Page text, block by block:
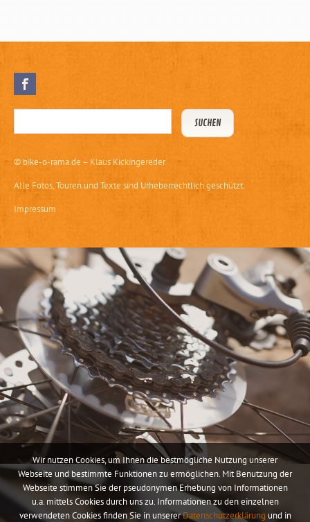
© bike-o-rama.de – Klaus Kickingereder
Alle Fotos, Touren und Texte sind Urheberrechtlich geschützt.
Impressum
Wir nutzen Cookies, um Ihnen die bestmögliche Nutzung unserer
Webseite und bestimmte Funktionen zu ermöglichen. Mit Benutzung der
Webseite stimmen Sie der pseudonymen Erhebung von Informationen
u.a. mittels Cookies durch uns zu. Informationen zu den einzelnen
verwendeten Cookies finden Sie in unsererDatenschutzerklärung und in